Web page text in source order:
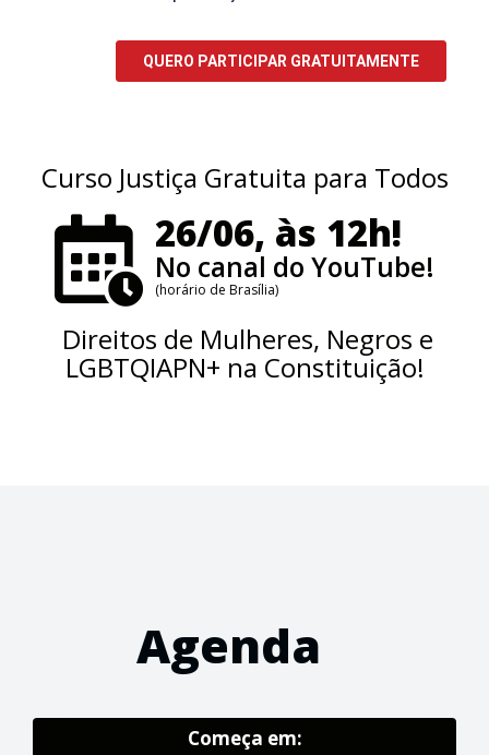
Curso Justiça Gratuita para Todos
26/06, às 12h!
No canal do YouTube!
(horário de Brasília)
Direitos de Mulheres, Negros e
LGBTQIAPN+ na Constituição!
Agenda
Começa em: